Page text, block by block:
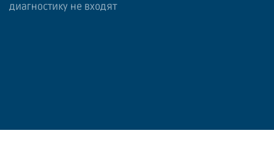
диагностику не входят